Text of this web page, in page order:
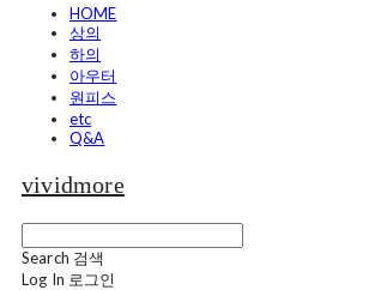
HOME
상의
하의
아우터
원피스
etc
Q&A
vividmore
Search 검색
Log In 로그인